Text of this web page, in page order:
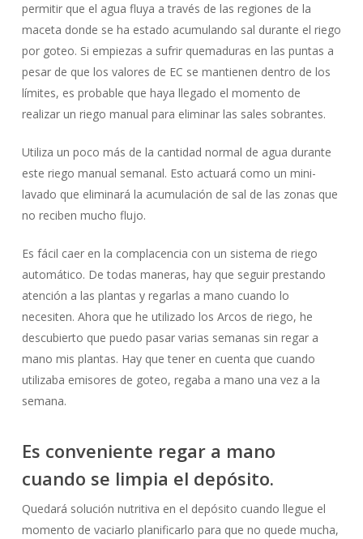
permitir que el agua fluya a través de las regiones de la
maceta donde se ha estado acumulando sal durante el riego
por goteo. Si empiezas a sufrir quemaduras en las puntas a
pesar de que los valores de EC se mantienen dentro de los
límites, es probable que haya llegado el momento de
realizar un riego manual para eliminar las sales sobrantes.
Utiliza un poco más de la cantidad normal de agua durante
este riego manual semanal. Esto actuará como un mini-
lavado que eliminará la acumulación de sal de las zonas que
no reciben mucho flujo.
Es fácil caer en la complacencia con un sistema de riego
automático. De todas maneras, hay que seguir prestando
atención a las plantas y regarlas a mano cuando lo
necesiten. Ahora que he utilizado los Arcos de riego, he
descubierto que puedo pasar varias semanas sin regar a
mano mis plantas. Hay que tener en cuenta que cuando
utilizaba emisores de goteo, regaba a mano una vez a la
semana.
Es conveniente regar a mano
cuando se limpia el depósito.
Quedará solución nutritiva en el depósito cuando llegue el
momento de vaciarlo planificarlo para que no quede mucha,